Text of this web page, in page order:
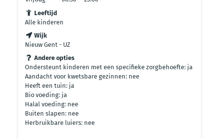
Leeftijd
Alle kinderen
Wijk
Nieuw Gent - UZ
Andere opties
Ondersteunt kinderen met een specifieke zorgbehoefte: ja
Aandacht voor kwetsbare gezinnen: nee
Heeft een tuin: ja
Bio voeding: ja
Halal voeding: nee
Buiten slapen: nee
Herbruikbare luiers: nee